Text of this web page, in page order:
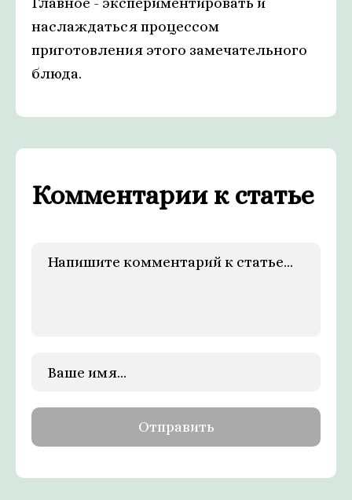
наслаждаться процессом
приготовления этого замечательного
блюда.
Комментарии к статье